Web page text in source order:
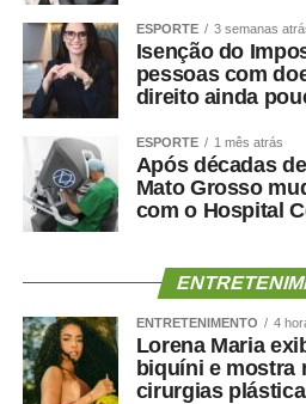
ESPORTE 3 semanas
Isenção do
pessoas com
direito ainda
ESPORTE 1 mês atrás
Após décadas
Mato Grosso
com o Hospital
ENTRETENIMENTO 4
Lorena Maria
biquíni e mostra
cirurgias